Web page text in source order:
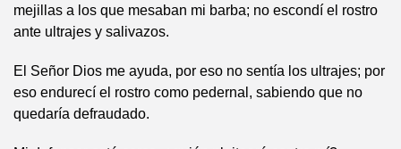
mejillas a los que mesaban mi barba; no escondí el rostro
ante ultrajes y salivazos.
El Señor Dios me ayuda, por eso no sentía los ultrajes; por
eso endurecí el rostro como pedernal, sabiendo que no
quedaría defraudado.